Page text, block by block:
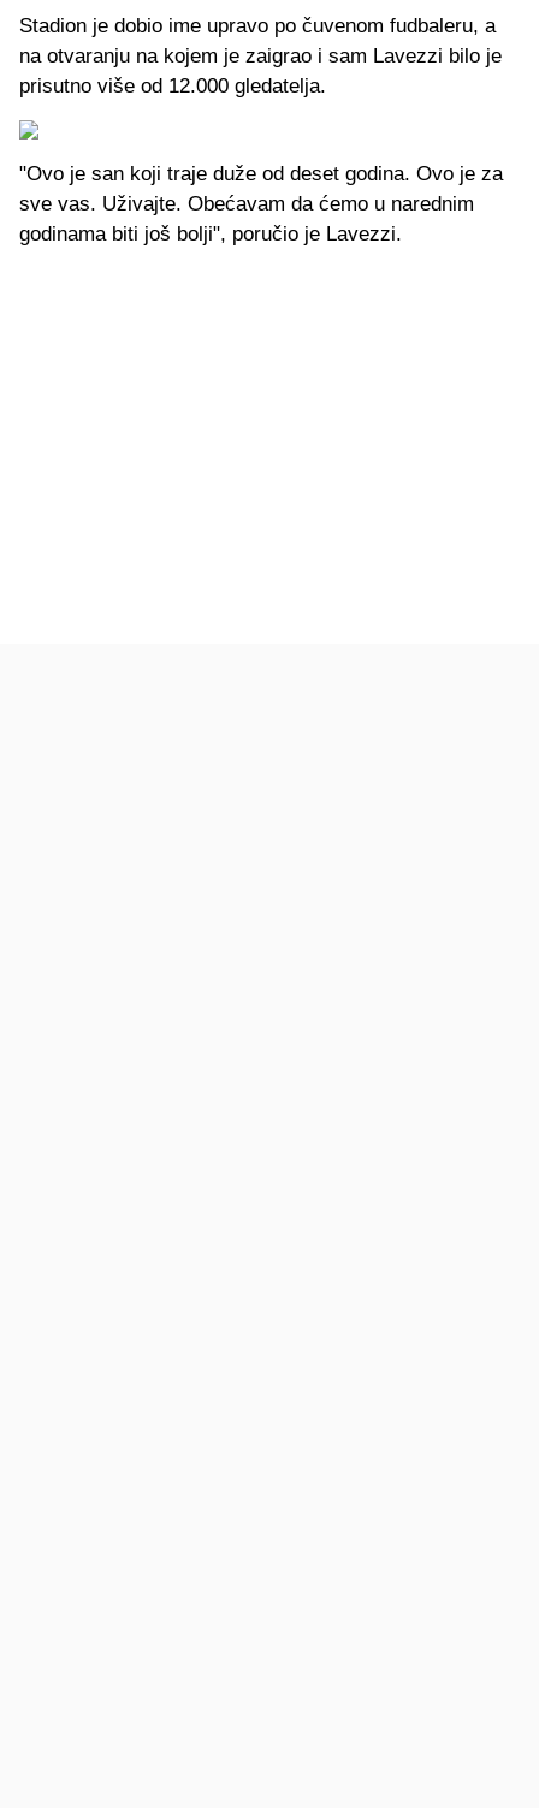
Stadion je dobio ime upravo po čuvenom fudbaleru, a
na otvaranju na kojem je zaigrao i sam Lavezzi bilo je
prisutno više od 12.000 gledatelja.
"Ovo je san koji traje duže od deset godina. Ovo je za
sve vas. Uživajte. Obećavam da ćemo u narednim
godinama biti još bolji", poručio je Lavezzi.